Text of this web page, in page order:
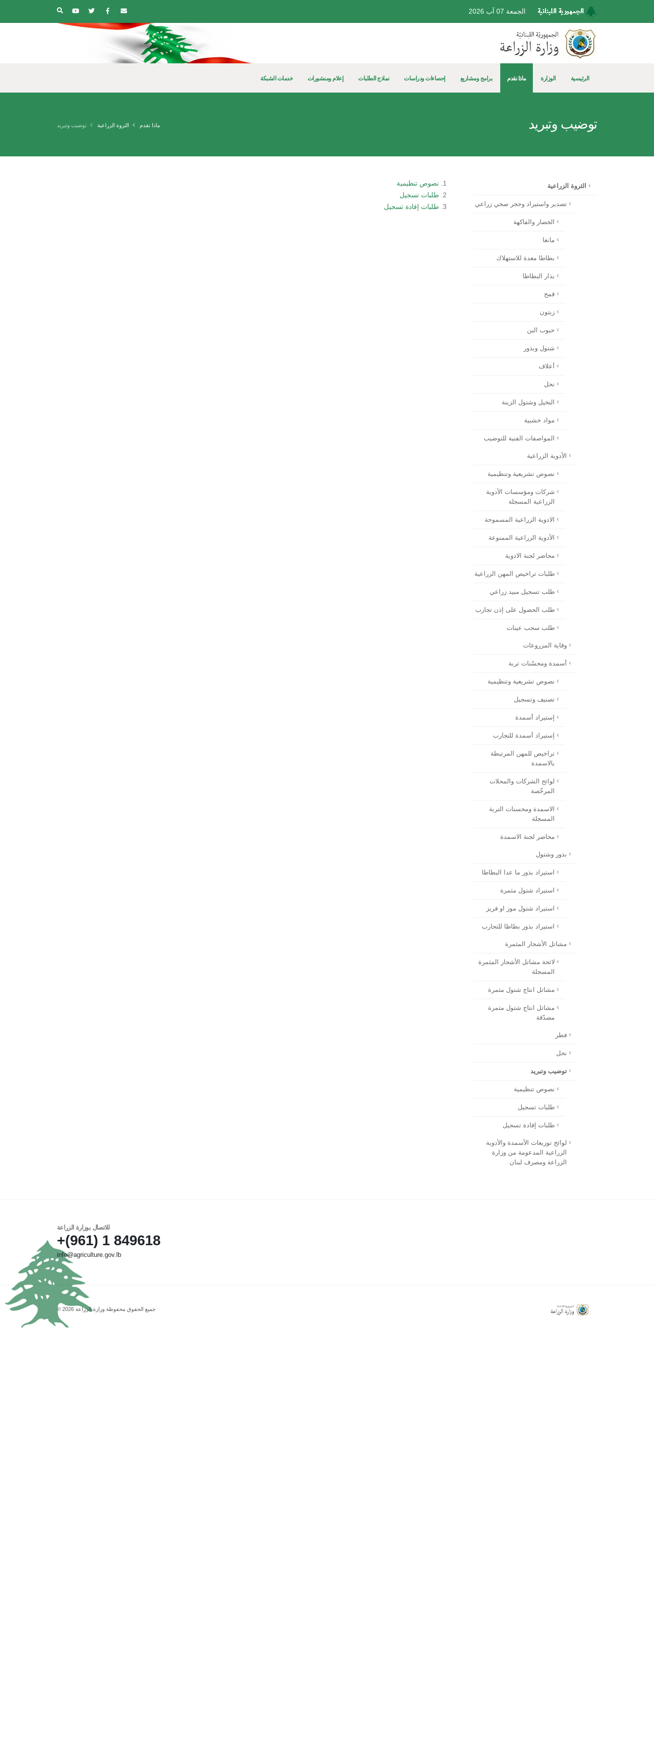
الجمعة 07 آب 2026
الرئيسية الوزارة ماذا نقدم برامج ومشاريع إحصاءات ودراسات نماذج الطلبات إعلام ومنشورات خدمات الشبكة
توضيب وتبريد ماذا نقدم الثروة الزراعية توضيب وتبريد
الثروة الزراعية
تصدير واستيراد وحجر صحي زراعي
الخضار والفاكهة
مانغا
بطاطا معدة للاستهلاك
بذار البطاطا
قمح
زيتون
حبوب البن
شتول وبذور
أعلاف
نحل
النخيل وشتول الزينة
مواد خشبية
المواصفات الفنية للتوضيب
الأدوية الزراعية
نصوص تشريعية وتنظيمية
شركات ومؤسسات الأدوية
الزراعية المسجلة
الادوية الزراعية المسموحة
الأدوية الزراعية الممنوعة
محاضر لجنة الادوية
طلبات تراخيص المهن الزراعية
طلب تسجيل مبيد زراعي
طلب الحصول على إذن تجارب
طلب سحب عينات
وقاية المزروعات
أسمدة ومحسّنات تربة
نصوص تشريعية وتنظيمية
تصنيف وتسجيل
إستيراد أسمدة
إستيراد أسمدة للتجارب
تراخيص للمهن المرتبطة
بالاسمدة
لوائح الشركات والمحلات
المرخّصة
الاسمدة ومحسنات التربة
المسجلة
محاضر لجنة الاسمدة
بذور وشتول
استيراد بذور ما عدا البطاطا
استيراد شتول مثمرة
استيراد شتول موز او فريز
استيراد بذور بطاطا للتجارب
مشاتل الأشجار المثمرة
لائحة مشاتل الأشجار المثمرة
المسجلة
مشاتل انتاج شتول مثمرة
مشاتل انتاج شتول مثمرة
مصدّقة
فطر
نحل
توضيب وتبريد
نصوص تنظيمية
طلبات تسجيل
طلبات إفادة تسجيل
لوائح توزيعات الأسمدة والأدوية
الزراعية المدعومة من وزارة
الزراعة ومصرف لبنان
نصوص تنظيمية
طلبات تسجيل
طلبات إفادة تسجيل
للاتصال بوزارة الزراعة
849618 1 (961)+
info@agriculture.gov.lb
جميع الحقوق محفوظة وزارة الزراعة 2026 ©